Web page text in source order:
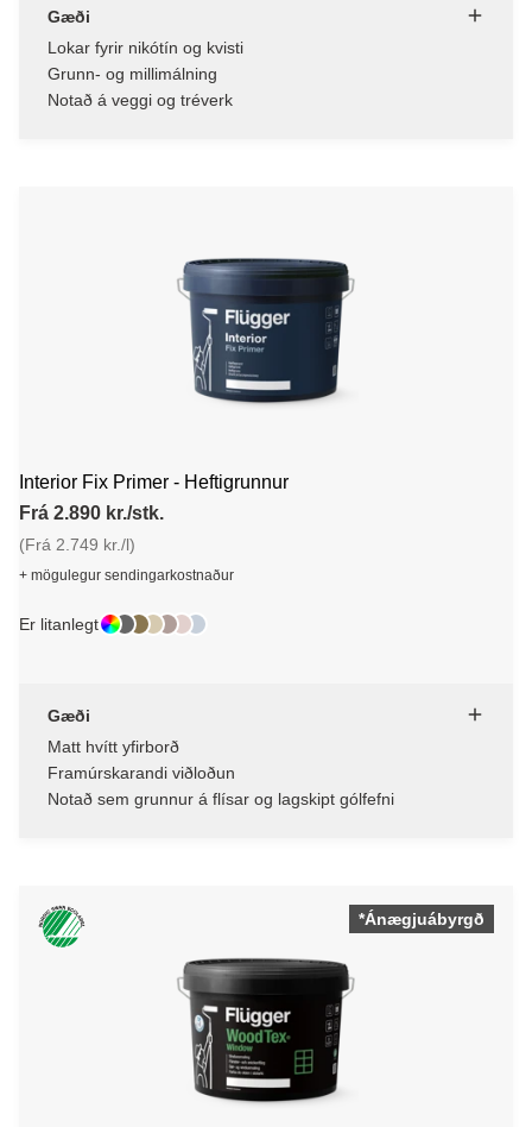
Gæði
Lokar fyrir nikótín og kvisti
Grunn- og millimálning
Notað á veggi og tréverk
Interior Fix Primer - Heftigrunnur
Frá 2.890 kr./stk.
(Frá 2.749 kr./l)
+ mögulegur sendingarkostnaður
Er litanlegt
Gæði
Matt hvítt yfirborð
Framúrskarandi viðloðun
Notað sem grunnur á flísar og lagskipt gólfefni
*Ánægjuábyrgð